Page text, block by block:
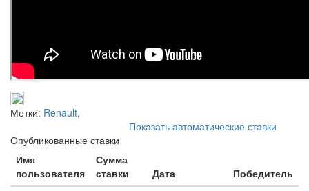
Метки: Renault,
Показать автоматические ставки
Опубликованные ставки
Имя
пользователя
Сумма
ставки
Дата
Победитель